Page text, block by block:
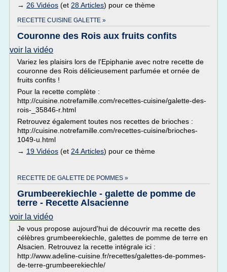
→ 26 Vidéos (et 28 Articles) pour ce thème
RECETTE CUISINE GALETTE »
Couronne des Rois aux fruits confits
voir la vidéo
Variez les plaisirs lors de l'Epiphanie avec notre recette de
couronne des Rois délicieusement parfumée et ornée de
fruits confits !
Pour la recette complète :
http://cuisine.notrefamille.com/recettes-cuisine/galette-des-
rois-_35846-r.html
Retrouvez également toutes nos recettes de brioches :
http://cuisine.notrefamille.com/recettes-cuisine/brioches-
1049-u.html
→ 19 Vidéos (et 24 Articles) pour ce thème
RECETTE DE GALETTE DE POMMES »
Grumbeerekiechle - galette de pomme de
terre - Recette Alsacienne
voir la vidéo
Je vous propose aujourd'hui de découvrir ma recette des
célèbres grumbeerekiechle, galettes de pomme de terre en
Alsacien. Retrouvez la recette intégrale ici :
http://www.adeline-cuisine.fr/recettes/galettes-de-pommes-
de-terre-grumbeerekiechle/